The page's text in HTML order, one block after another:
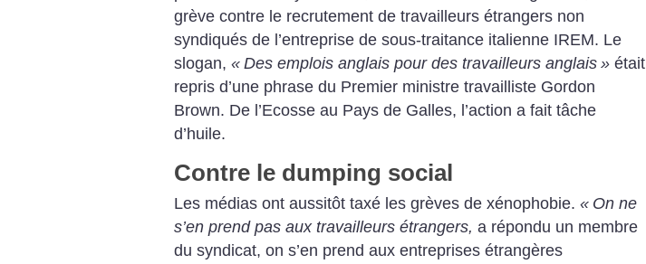
grève contre le recrutement de travailleurs étrangers non
syndiqués de l’entreprise de sous-traitance italienne IREM. Le
slogan, « Des emplois anglais pour des travailleurs anglais » était
repris d’une phrase du Premier ministre travailliste Gordon
Brown. De l’Ecosse au Pays de Galles, l’action a fait tâche
d’huile.
Contre le dumping social
Les médias ont aussitôt taxé les grèves de xénophobie. « On ne
s’en prend pas aux travailleurs étrangers, a répondu un membre
du syndicat, on s’en prend aux entreprises étrangères